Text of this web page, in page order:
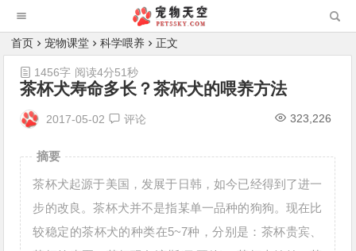
首页 宠物课堂 科学喂养 正文
茶杯犬寿命多长？茶杯犬的喂养方法
2017-05-02 评论 323,226
1456字 阅读4分51秒
摘要
茶杯犬起源于美国，发展于日韩，如今已经得到了进一
步的改良。茶杯犬并不是指某单一品种的狗狗。现在比
较稳定的茶杯犬的种类在5~7种，分别是：茶杯贵宾、